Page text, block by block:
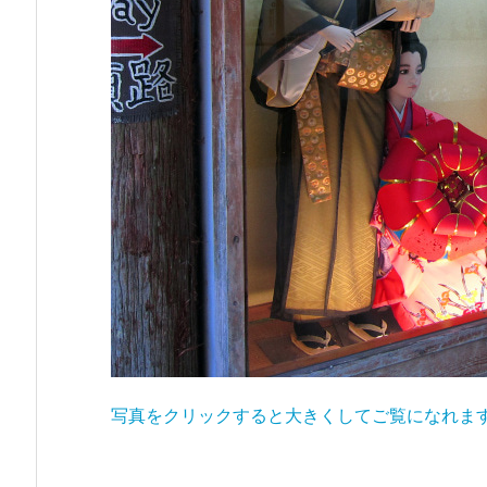
写真をクリックすると大きくしてご覧になれま